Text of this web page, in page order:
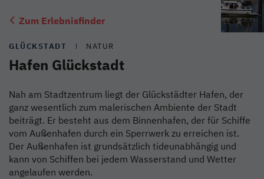
Zum Erlebnisfinder
GLÜCKSTADT NATUR
Hafen Glückstadt
Nah am Stadtzentrum liegt der Glückstädter Hafen, der
ganz wesentlich zum malerischen Ambiente der Stadt
beiträgt. Er besteht aus dem Binnenhafen, der für Schiffe
vom Außenhafen durch ein Sperrwerk zu erreichen ist.
Der Außenhafen ist grundsätzlich tideunabhängig und
kann von Schiffen bei jedem Wasserstand und Wetter
angelaufen werden.